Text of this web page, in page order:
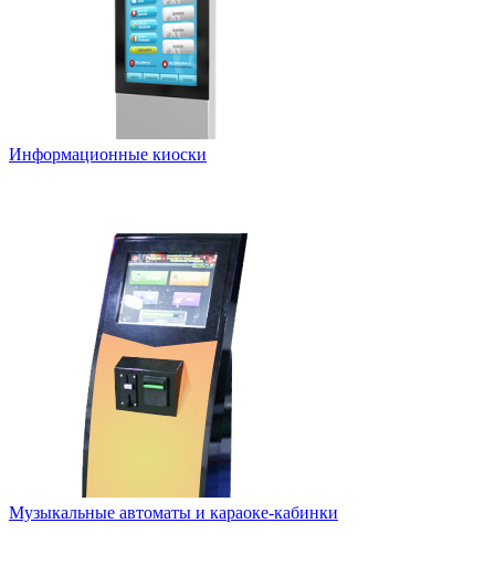
Информационные киоски
Музыкальные автоматы и караоке-кабинки